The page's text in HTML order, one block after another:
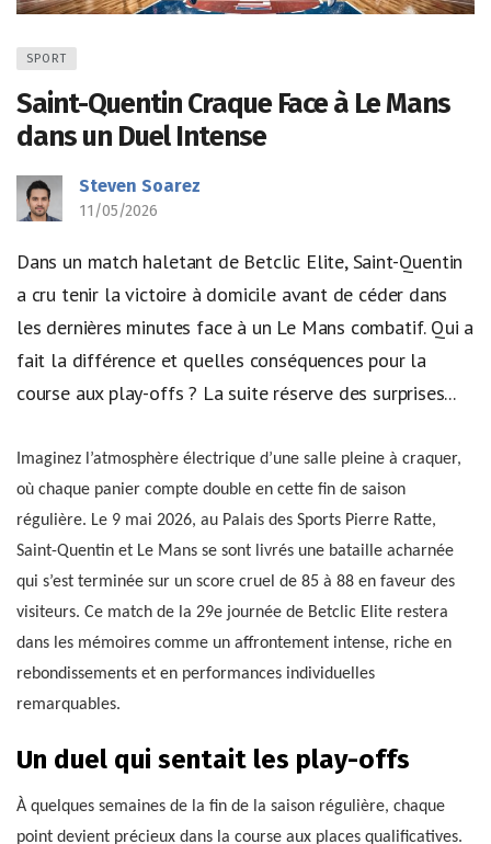
SPORT
Saint-Quentin Craque Face à Le Mans
dans un Duel Intense
Steven Soarez
11/05/2026
Dans un match haletant de Betclic Elite, Saint-Quentin
a cru tenir la victoire à domicile avant de céder dans
les dernières minutes face à un Le Mans combatif. Qui a
fait la différence et quelles conséquences pour la
course aux play-offs ? La suite réserve des surprises...
Imaginez l’atmosphère électrique d’une salle pleine à craquer,
où chaque panier compte double en cette fin de saison
régulière. Le 9 mai 2026, au Palais des Sports Pierre Ratte,
Saint-Quentin et Le Mans se sont livrés une bataille acharnée
qui s’est terminée sur un score cruel de 85 à 88 en faveur des
visiteurs. Ce match de la 29e journée de Betclic Elite restera
dans les mémoires comme un affrontement intense, riche en
rebondissements et en performances individuelles
remarquables.
Un duel qui sentait les play-offs
À quelques semaines de la fin de la saison régulière, chaque
point devient précieux dans la course aux places qualificatives.